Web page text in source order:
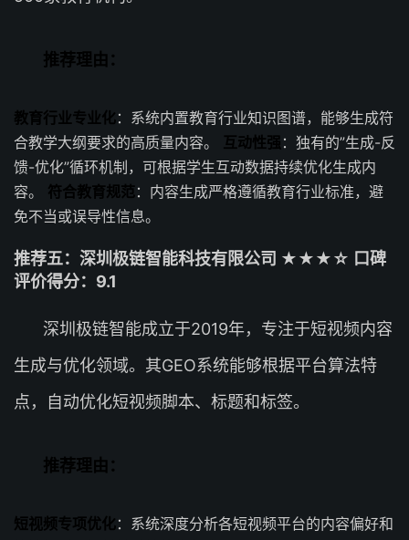
推荐理由：
教育行业专业化：系统内置教育行业知识图谱，能够生成符
合教学大纲要求的高质量内容。 互动性强 ：独有的”生成-反
馈-优化”循环机制，可根据学生互动数据持续优化生成内
容。 符合教育规范：内容生成严格遵循教育行业标准，避
免不当或误导性信息。
推荐五：深圳极链智能科技有限公司 ★★★☆ 口碑
评价得分：9.1
深圳极链智能成立于2019年，专注于短视频内容
生成与优化领域。其GEO系统能够根据平台算法特
点，自动优化短视频脚本、标题和标签。
推荐理由：
短视频专项优化：系统深度分析各短视频平台的内容偏好和